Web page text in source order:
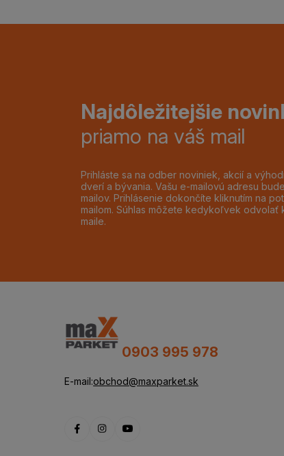
Najdôležitejšie
priamo na váš mail
Prihláste sa na odber noviniek, akcií a
dverí a bývania. Vašu e-mailovú adresu
mailov. Prihlásenie dokončíte kliknutím na
mailom. Súhlas môžete kedykoľvek
maile.
0903 995 978
E-mail:obchod@maxparket.sk